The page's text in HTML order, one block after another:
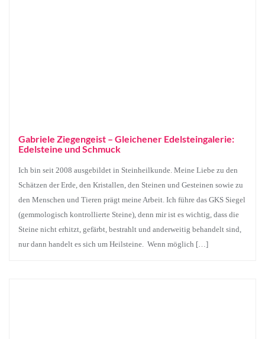
Gabriele Ziegengeist – Gleichener Edelsteingalerie:
Edelsteine und Schmuck
Ich bin seit 2008 ausgebildet in Steinheilkunde. Meine Liebe zu den
Schätzen der Erde, den Kristallen, den Steinen und Gesteinen sowie zu
den Menschen und Tieren prägt meine Arbeit. Ich führe das GKS Siegel
(gemmologisch kontrollierte Steine), denn mir ist es wichtig, dass die
Steine nicht erhitzt, gefärbt, bestrahlt und anderweitig behandelt sind,
nur dann handelt es sich um Heilsteine. Wenn möglich […]